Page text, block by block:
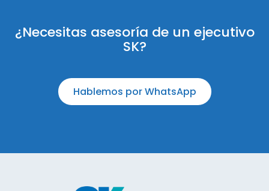
¿Necesitas asesoría de un ejecutivo
SK?
Hablemos por WhatsApp